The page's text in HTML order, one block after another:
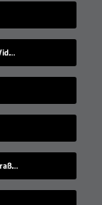
Haldern Pop Festival Live-Mitschnitte im Videostream (2008-2019)
Mann läuft Linienstrecke schneller als Straßenbahn